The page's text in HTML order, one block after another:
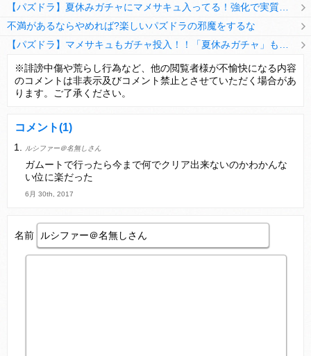
不満があるならやめれば?楽しいパズドラの邪魔をするな
【パズドラ】TB・HEARTSの6人は全員分岐進化とアシスト2種あり！HEARTSエンジェルの進化いいな
変な所でセーブして詰んだゲーム、貴方にはありますか？
Powered by livedoor 相互RSS
※誹謗中傷や荒らし行為など、他の閲覧者様が不愉快になる内容
のコメントは非表示及びコメント禁止とさせていただく場合があ
ります。ご了承ください。
コメント(1)
ルシファー＠名無しさん
ガムートで行ったら今まで何でクリア出来ないのかわかんな
い位に楽だった
6月 30th, 2017
名前